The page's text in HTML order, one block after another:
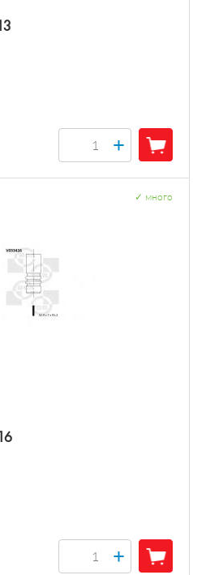
+
много
+